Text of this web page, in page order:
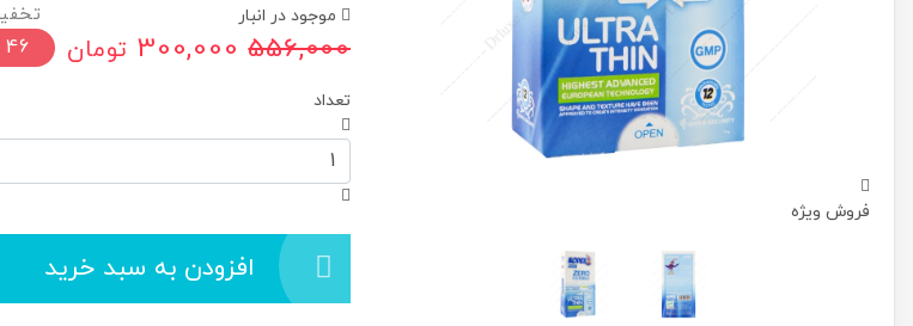
فروش ویژه
موجود در انبار
556,000
300,000 تومان 46
تعداد
افزودن به سبد خرید